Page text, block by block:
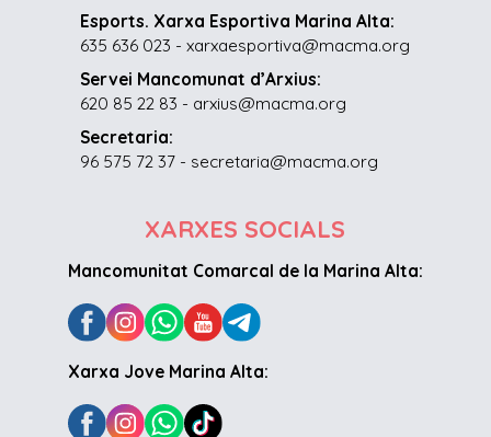
Esports. Xarxa Esportiva Marina Alta:
635 636 023 - xarxaesportiva@macma.org
Servei Mancomunat d’Arxius:
620 85 22 83 - arxius@macma.org
Secretaria:
96 575 72 37 - secretaria@macma.org
XARXES SOCIALS
Mancomunitat Comarcal de la Marina Alta:
Xarxa Jove Marina Alta: